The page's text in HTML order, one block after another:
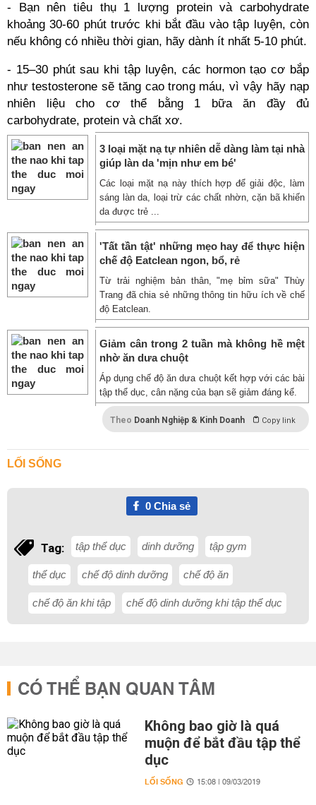
- Bạn nên tiêu thụ 1 lượng protein và carbohydrate
khoảng 30-60 phút trước khi bắt đầu vào tập luyện, còn
nếu không có nhiều thời gian, hãy dành ít nhất 5-10 phút.
- 15–30 phút sau khi tập luyện, các hormon tạo cơ bắp
như testosterone sẽ tăng cao trong máu, vì vậy hãy nạp
nhiên liệu cho cơ thể bằng 1 bữa ăn đầy đủ
carbohydrate, protein và chất xơ.
3 loại mặt nạ tự nhiên dễ dàng làm tại nhà
giúp làn da 'mịn như em bé'
Các loại mặt nạ này thích hợp để giải độc, làm
sáng làn da, loại trừ các chất nhờn, cặn bã khiến
da được trẻ ...
'Tất tần tật' những mẹo hay để thực hiện
chế độ Eatclean ngon, bổ, rẻ
Từ trải nghiệm bản thân, "mẹ bỉm sữa" Thùy
Trang đã chia sẻ những thông tin hữu ích về chế
độ Eatclean.
Giảm cân trong 2 tuần mà không hề mệt
nhờ ăn dưa chuột
Áp dụng chế độ ăn dưa chuột kết hợp với các bài
tập thể dục, cân nặng của bạn sẽ giảm đáng kể.
Theo Doanh Nghiệp & Kinh Doanh Copy link
LỐI SỐNG
0Chia sẻ
Tag: tập thể dục dinh dưỡng tập gym
thể dục chế độ dinh dưỡng chế độ ăn
chế độ ăn khi tập chế độ dinh dưỡng khi tập thể dục
CÓ THỂ BẠN QUAN TÂM
Không bao giờ là quá
muộn để bắt đầu tập thể
dục
LỐI SỐNG 15:08 | 09/03/2019